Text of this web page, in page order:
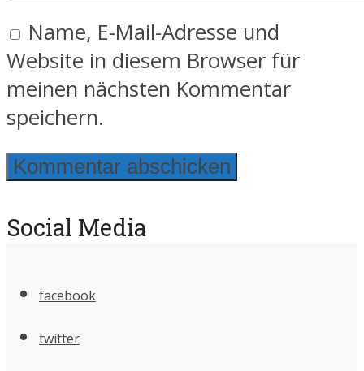
Name, E-Mail-Adresse und
Website in diesem Browser für
meinen nächsten Kommentar
speichern.
Social Media
facebook
twitter